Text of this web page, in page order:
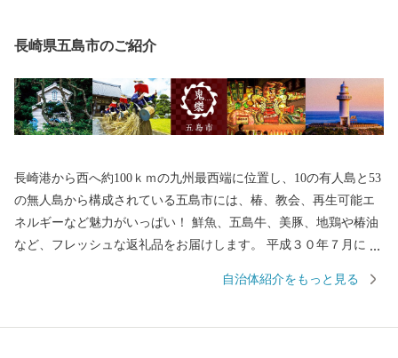
長崎県五島市のご紹介
長崎港から西へ約100ｋｍの九州最西端に位置し、10の有人島と53
の無人島から構成されている五島市には、椿、教会、再生可能エ
ネルギーなど魅力がいっぱい！ 鮮魚、五島牛、美豚、地鶏や椿油
など、フレッシュな返礼品をお届けします。 平成３０年７月には
されました。 五島市には「久賀島の集落」と「奈留の江上集落」
自治体紹介をもっと見る